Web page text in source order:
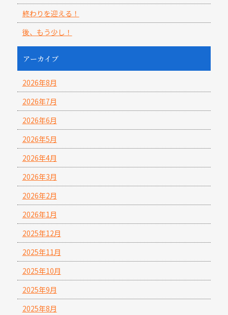
終わりを迎える！
後、もう少し！
アーカイブ
2026年8月
2026年7月
2026年6月
2026年5月
2026年4月
2026年3月
2026年2月
2026年1月
2025年12月
2025年11月
2025年10月
2025年9月
2025年8月